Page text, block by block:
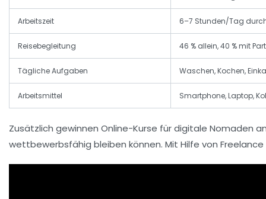
Arbeitszeit 6–7 Stunden/Tag
Reisebegleitung 46 % allein, 40 % mit
Tägliche Aufgaben Waschen, Kochen,
Arbeitsmittel Smartphone, Laptop,
Zusätzlich gewinnen Online-Kurse für digitale Nomaden
wettbewerbsfähig bleiben können. Mit Hilfe von